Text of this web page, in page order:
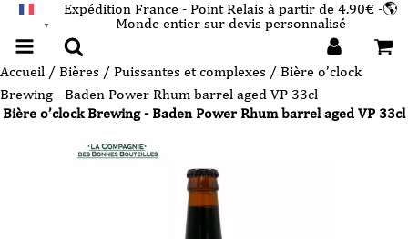
▼
Expédition France - Point Relais à partir de 4.90€ -🌎
Monde entier sur devis personnalisé
Accueil / Bières / Puissantes et complexes / Bière o’clock
Brewing - Baden Power Rhum barrel aged VP 33cl
Bière o’clock Brewing - Baden Power Rhum barrel aged VP 33cl